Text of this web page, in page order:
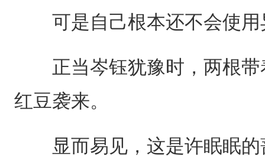
可是自己根本还不会使用
正当岑钰犹豫时，两根带
红豆袭来。
显而易见，这是许眠眠的